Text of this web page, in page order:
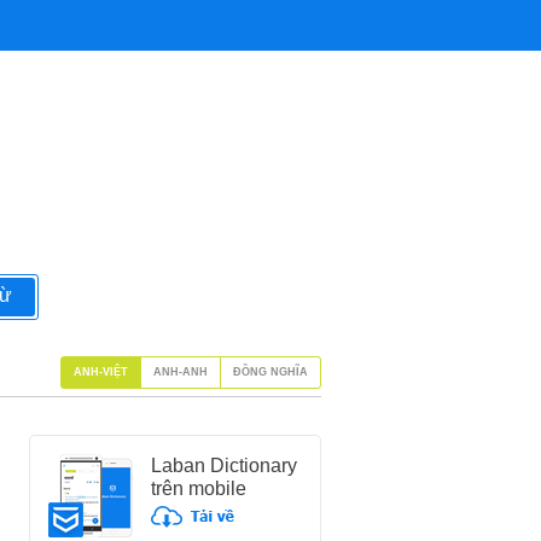
Laban Dictionary
trên mobile
ANH-VIỆT ANH-ANH ĐỒNG NGHĨA